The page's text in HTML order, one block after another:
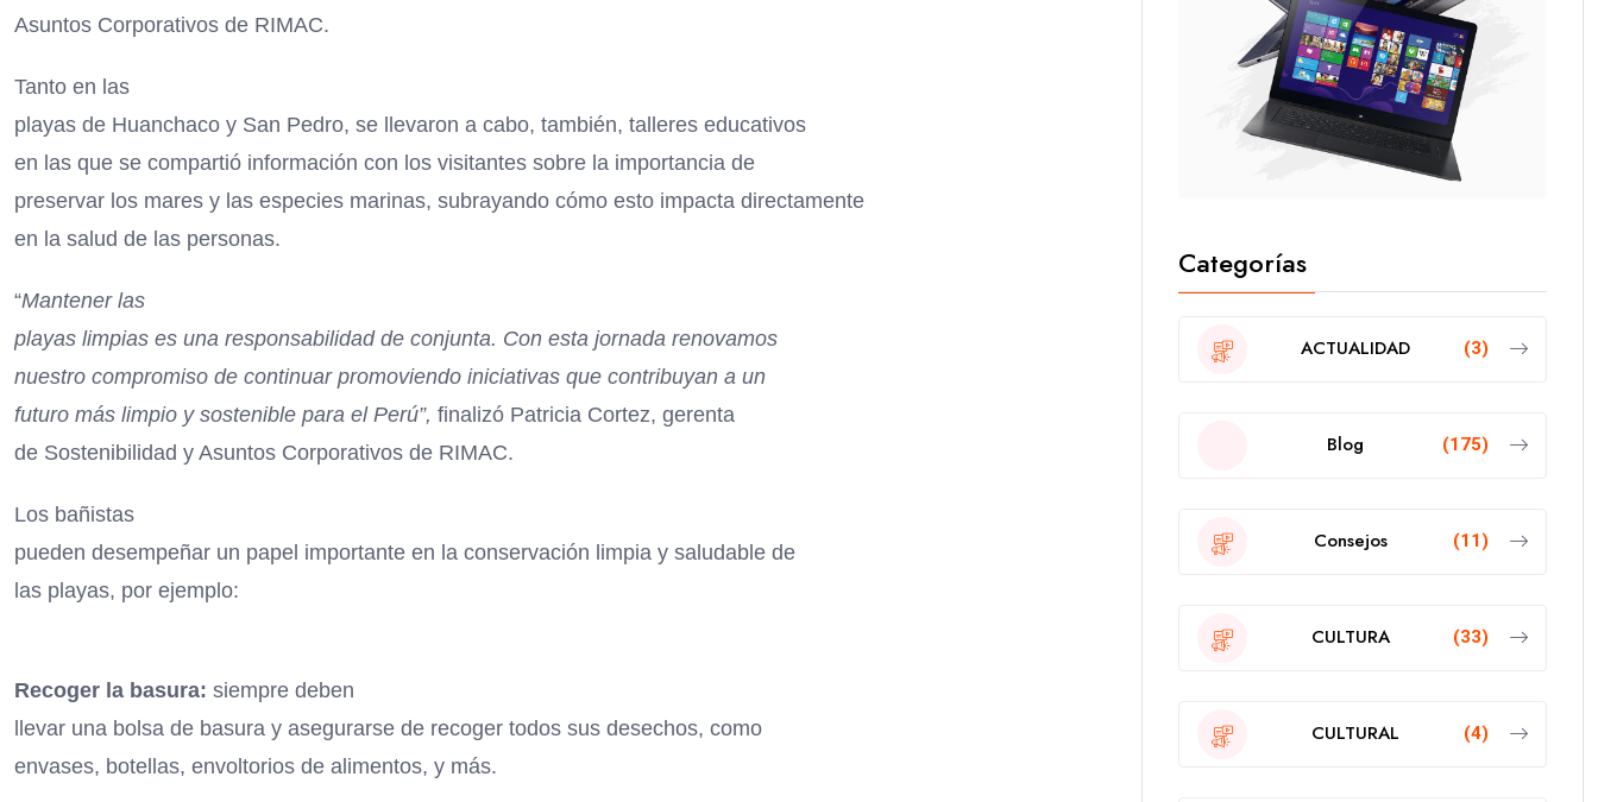
Asuntos Corporativos de RIMAC.
Tanto en las
playas de Huanchaco y San Pedro, se llevaron a cabo, también, talleres educativos
en las que se compartió información con los visitantes sobre la importancia de
preservar los mares y las especies marinas, subrayando cómo esto impacta directamente
en la salud de las personas.
“Mantener las
playas limpias es una responsabilidad de conjunta. Con esta jornada renovamos
nuestro compromiso de continuar promoviendo iniciativas que contribuyan a un
futuro más limpio y sostenible para el Perú”, finalizó Patricia Cortez, gerenta
de Sostenibilidad y Asuntos Corporativos de RIMAC.
Los bañistas
pueden desempeñar un papel importante en la conservación limpia y saludable de
las playas, por ejemplo:
Recoger la basura: siempre deben
llevar una bolsa de basura y asegurarse de recoger todos sus desechos, como
envases, botellas, envoltorios de alimentos, y más.
Categorías
ACTUALIDAD (3)
Blog (175)
Consejos (11)
CULTURA (33)
CULTURAL (4)